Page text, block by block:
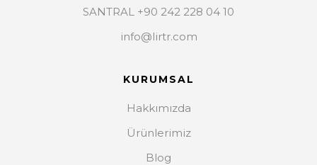
SANTRAL +90 242 228 04 10
info@lirtr.com
KURUMSAL
Hakkımızda
Ürünlerimiz
Blog